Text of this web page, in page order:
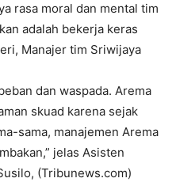
rasa moral dan mental tim
adalah bekerja keras
Manajer tim Sriwijaya
dan waspada. Arema
skuad karena sejak
sama, manajemen Arema
jelas Asisten
(Tribunews.com)